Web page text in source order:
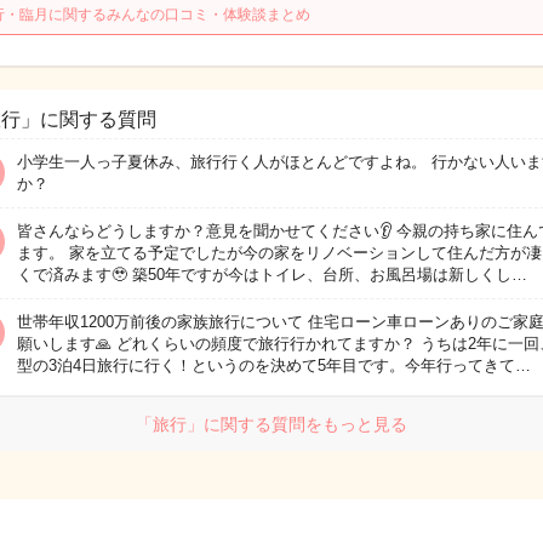
・臨月に関するみんなの口コミ・体験談まとめ
」に関する質問
小学生一人っ子夏休み、旅行行く人がほとんどですよね。 行かない人い
か？
皆さんならどうしますか？意見を聞かせてください👂 今親の持ち家に住ん
ます。 家を立てる予定でしたが今の家をリノベーションして住んだ方が
くで済みます🥹 築50年ですが今はトイレ、台所、お風呂場は新しくし…
世帯年収1200万前後の家族旅行について 住宅ローン車ローンありのご家
願いします🙏 どれくらいの頻度で旅行行かれてますか？ うちは2年に一回
型の3泊4日旅行に行く！というのを決めて5年目です。今年行ってきて…
「旅行」に関する質問をもっと見る